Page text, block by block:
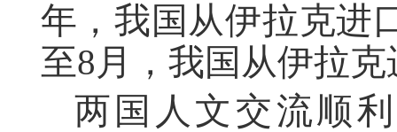
年，我国从伊拉克进
至8月，我国从伊拉
两国人文交流顺